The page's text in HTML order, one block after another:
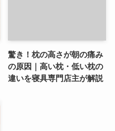
驚き！枕の高さが朝の痛み
の原因｜高い枕・低い枕の
違いを寝具専門店主が解説